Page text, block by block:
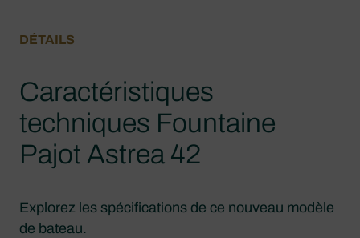
DÉTAILS
Caractéristiques
techniques Fountaine
Pajot Astrea 42
Explorez les spécifications de ce nouveau modèle
de bateau.